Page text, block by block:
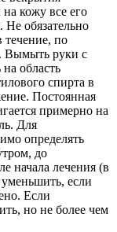
кожу все его
обязательно
течение, по
Вымыть руки с
область
спирта в
Постоянная
примерно на
Для
определять
до
начала лечения (в
если
Если
но не более чем